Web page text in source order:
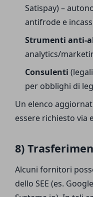
Satispay) –
antifrode e
Strumenti anti-
analytics/
Consulenti
per obblighi di
Un elenco
essere richiesto via
8)
Alcuni fornitori
dello SEE (es.